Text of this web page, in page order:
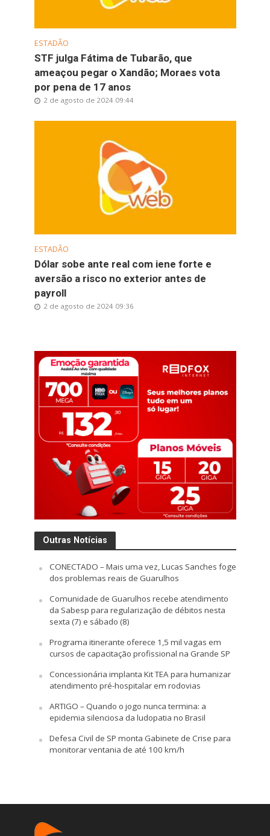
ESTADÃO
STF julga Fátima de Tubarão, que
ameaçou pegar o Xandão; Moraes vota
por pena de 17 anos
2 de agosto de 2024 09:44
ESTADÃO
Dólar sobe ante real com iene forte e
aversão a risco no exterior antes de
payroll
2 de agosto de 2024 09:36
Outras Notícias
CONECTADO – Mais uma vez, Lucas Sanches foge
dos problemas reais de Guarulhos
Comunidade de Guarulhos recebe atendimento
da Sabesp para regularização de débitos nesta
sexta (7) e sábado (8)
Programa itinerante oferece 1,5 mil vagas em
cursos de capacitação profissional na Grande SP
Concessionária implanta Kit TEA para humanizar
atendimento pré-hospitalar em rodovias
ARTIGO – Quando o jogo nunca termina: a
epidemia silenciosa da ludopatia no Brasil
Defesa Civil de SP monta Gabinete de Crise para
monitorar ventania de até 100 km/h